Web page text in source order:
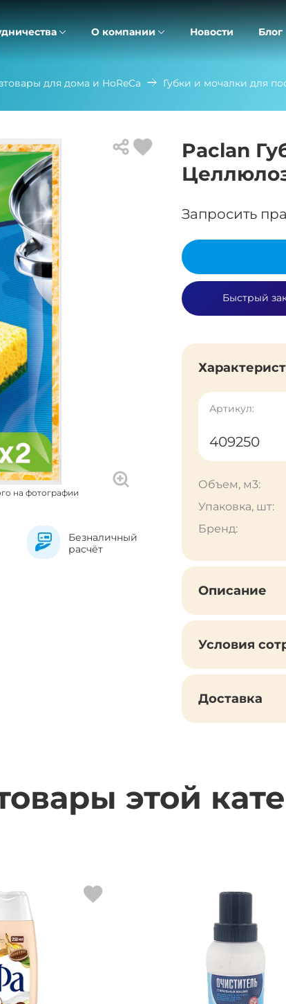
О компании Новости Блог
для дома и HoReCa Губки и мочалки для
на фотографии
Безналичный
расчёт
Paclan
Запросить
Быстрый
Артикул:
409250
Объем, м3:
Упаковка, шт:
Бренд:
Описание
Условия
Доставка
этой